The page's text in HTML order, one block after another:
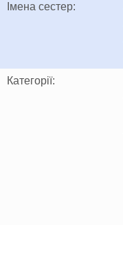
Імена сестер:
Категорії: